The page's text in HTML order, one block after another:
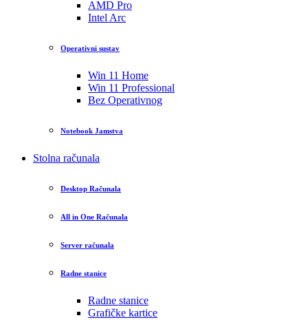
AMD Pro
Intel Arc
Operativni sustav
Win 11 Home
Win 11 Professional
Bez Operativnog
Notebook Jamstva
Stolna računala
Desktop Računala
All in One Računala
Server računala
Radne stanice
Radne stanice
Grafičke kartice